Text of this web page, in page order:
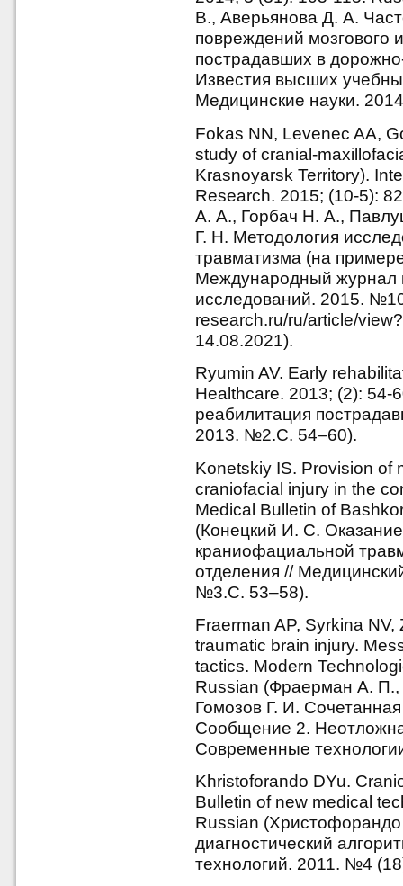
В., Аверьянова Д. А.
повреждений мозгового
пострадавших в
Известия высших
Медицинские науки.
Fokas NN, Levenec AA,
study of cranial-
Krasnoyarsk Territory).
Research. 2015; (10-5):
А. А., Горбач Н. А.,
Г. Н. Методология
травматизма (на
Международный журнал
исследований. 2015.
research.ru/ru/article/
14.08.2021).
Ryumin AV. Early
Healthcare. 2013; (2):
реабилитация
2013. №2.С. 54–60).
Konetskiy IS. Provision of
craniofacial injury in the
Medical Bulletin of
(Конецкий И. С.
краниофациальной
отделения //
№3.С. 53–58).
Fraerman AP, Syrkina
traumatic brain injury.
tactics. Modern
Russian (Фраерман А.
Гомозов Г. И.
Сообщение 2.
Современные
Khristoforando DYu.
Bulletin of new medical
Russian
диагностический
технологий. 2011. №4